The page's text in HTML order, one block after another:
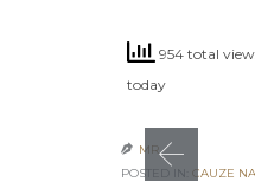
954 total
today
 MR
POSTED IN: CAUZE